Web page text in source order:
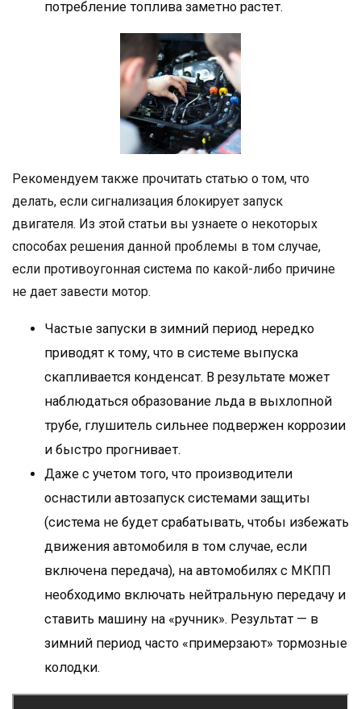
потребление топлива заметно растет.
Рекомендуем также прочитать статью о том, что
делать, если сигнализация блокирует запуск
двигателя. Из этой статьи вы узнаете о некоторых
способах решения данной проблемы в том случае,
если противоугонная система по какой-либо причине
не дает завести мотор.
Частые запуски в зимний период нередко
приводят к тому, что в системе выпуска
скапливается конденсат. В результате может
наблюдаться образование льда в выхлопной
трубе, глушитель сильнее подвержен коррозии
и быстро прогнивает.
Даже с учетом того, что производители
оснастили автозапуск системами защиты
(система не будет срабатывать, чтобы избежать
движения автомобиля в том случае, если
включена передача), на автомобилях с МКПП
необходимо включать нейтральную передачу и
ставить машину на «ручник». Результат — в
зимний период часто «примерзают» тормозные
колодки.